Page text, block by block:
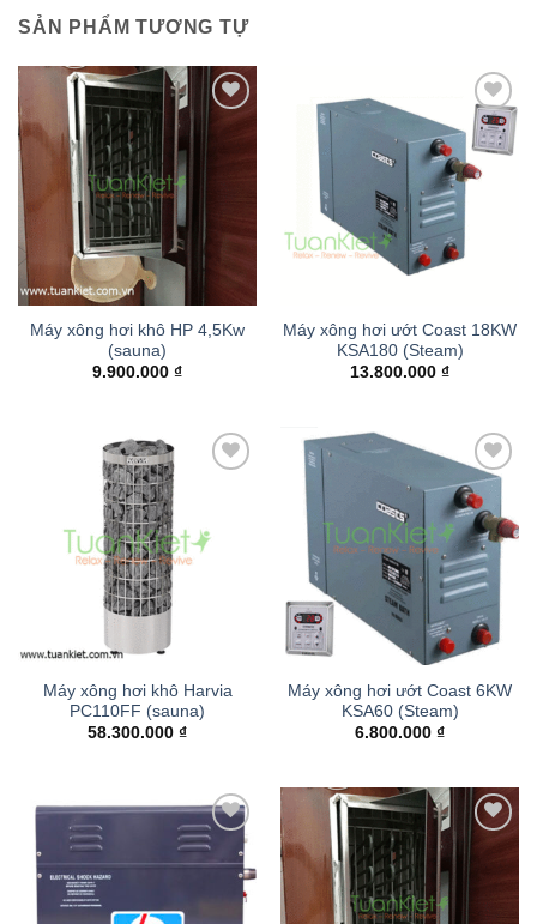
SẢN PHẨM TƯƠNG TỰ
Máy xông hơi khô HP 4,5Kw
(sauna)
9.900.000 ₫
Add to
wishlist
Máy xông hơi ướt Coast 18KW
KSA180 (Steam)
13.800.000 ₫
Máy xông hơi khô Harvia
PC110FF (sauna)
58.300.000 ₫
Add to
wishlist
Máy xông hơi ướt Coast 6KW
KSA60 (Steam)
6.800.000 ₫
Add to
wishlist
Add to
wishlist